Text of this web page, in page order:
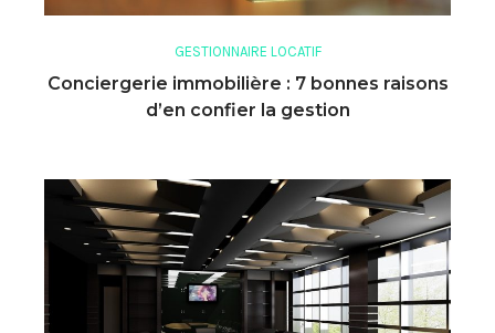
GESTIONNAIRE LOCATIF
Conciergerie immobilière : 7 bonnes raisons
d’en confier la gestion